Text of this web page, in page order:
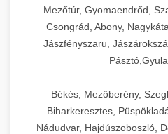
chef-
kereskedelmi
Mezőtúr, Gyomaendrőd,
Csongrád, Abony,
Jászfényszaru,
Békés, Mezőberény,
Biharkeresztes,
Nádudvar, Hajdúszoboszló,